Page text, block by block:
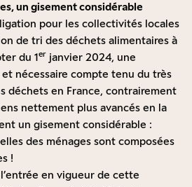
un gisement considérable
pour les collectivités locales
de tri des déchets alimentaires à
du 1er janvier 2024, une
nécessaire compte tenu du très
déchets en France, contrairement
nettement plus avancés en la
un gisement considérable :
des ménages sont composées
!
en vigueur de cette